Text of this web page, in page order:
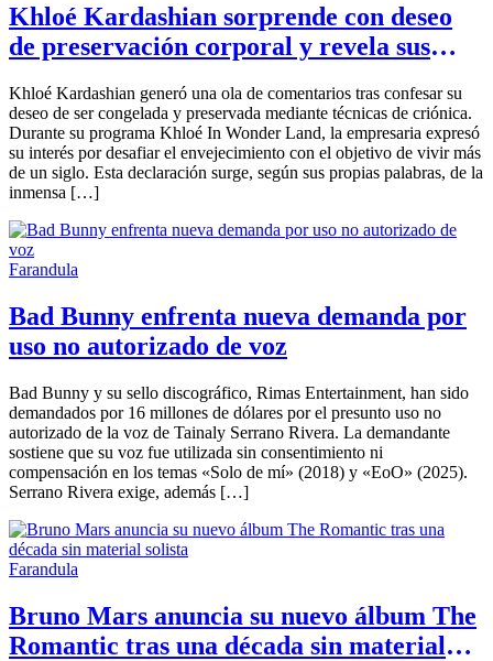
Khloé Kardashian sorprende con deseo
de preservación corporal y revela sus
Khloé Kardashian generó una ola de comentarios tras confesar su
deseo de ser congelada y preservada mediante técnicas de criónica.
Durante su programa Khloé In Wonder Land, la empresaria expresó
su interés por desafiar el envejecimiento con el objetivo de vivir más
de un siglo. Esta declaración surge, según sus propias palabras, de la
inmensa […]
Farandula
Bad Bunny enfrenta nueva demanda por
uso no autorizado de voz
Bad Bunny y su sello discográfico, Rimas Entertainment, han sido
demandados por 16 millones de dólares por el presunto uso no
autorizado de la voz de Tainaly Serrano Rivera. La demandante
sostiene que su voz fue utilizada sin consentimiento ni
compensación en los temas «Solo de mí» (2018) y «EoO» (2025).
Serrano Rivera exige, además […]
Farandula
Bruno Mars anuncia su nuevo álbum The
Romantic tras una década sin material